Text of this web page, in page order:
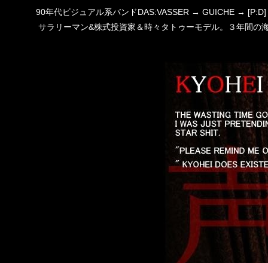
90年代ビジュアル系バンドDAS:VASSER → GUICHE →
サラリーマン&株式投資家＆時々タトゥーモデル。３年間